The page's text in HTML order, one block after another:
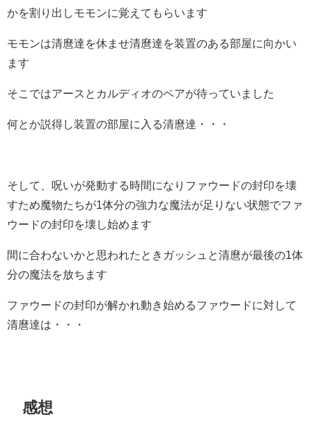
かを割り出しモモンに覚えてもらいます
モモンは清麿達を休ませ清麿達を装置のある部屋に向かい
ます
そこではアースとカルディオのペアが待っていました
何とか説得し装置の部屋に入る清麿達・・・
そして、呪いが発動する時間になりファウードの封印を壊
すため魔物たちが1体分の強力な魔法が足りない状態でファ
ウードの封印を壊し始めます
間に合わないかと思われたときガッシュと清麿が最後の1体
分の魔法を放ちます
ファウードの封印が解かれ動き始めるファウードに対して
清麿達は・・・
感想